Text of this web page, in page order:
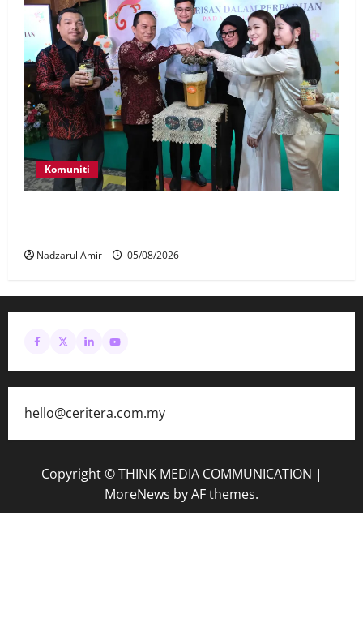
Komuniti
Nadzarul Amir 05/08/2026
hello@ceritera.com.my
Copyright © THINK MEDIA COMMUNICATION |
MoreNews by AF themes.